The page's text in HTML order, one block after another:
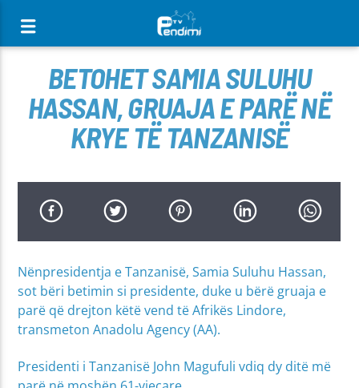
BETOHET SAMIA SULUHU
HASSAN, GRUAJA E PARË NË
KRYE TË TANZANISË
Nënpresidentja e Tanzanisë, Samia Suluhu Hassan,
sot bëri betimin si presidente, duke u bërë gruaja e
parë që drejton këtë vend të Afrikës Lindore,
transmeton Anadolu Agency (AA).
Presidenti i Tanzanisë John Magufuli vdiq dy ditë më